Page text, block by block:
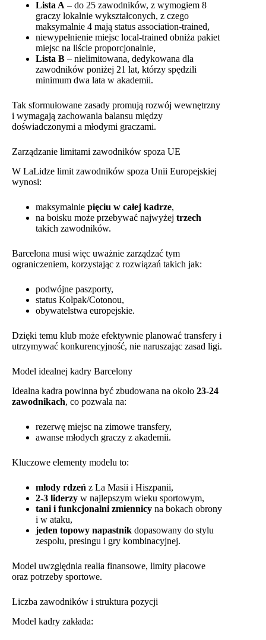
Lista A – do 25 zawodników, z wymogiem 8
graczy lokalnie wykształconych, z czego
maksymalnie 4 mają status association-trained,
niewypełnienie miejsc local-trained obniża pakiet
miejsc na liście proporcjonalnie,
Lista B – nielimitowana, dedykowana dla
zawodników poniżej 21 lat, którzy spędzili
minimum dwa lata w akademii.
Tak sformułowane zasady promują rozwój wewnętrzny
i wymagają zachowania balansu między
doświadczonymi a młodymi graczami.
Zarządzanie limitami zawodników spoza UE
W LaLidze limit zawodników spoza Unii Europejskiej
wynosi:
maksymalnie pięciu w całej kadrze,
na boisku może przebywać najwyżej trzech
takich zawodników.
Barcelona musi więc uważnie zarządzać tym
ograniczeniem, korzystając z rozwiązań takich jak:
podwójne paszporty,
status Kolpak/Cotonou,
obywatelstwa europejskie.
Dzięki temu klub może efektywnie planować transfery i
utrzymywać konkurencyjność, nie naruszając zasad ligi.
Model idealnej kadry Barcelony
Idealna kadra powinna być zbudowana na około 23-24
zawodnikach, co pozwala na:
rezerwę miejsc na zimowe transfery,
awanse młodych graczy z akademii.
Kluczowe elementy modelu to:
młody rdzeń z La Masii i Hiszpanii,
2-3 liderzy w najlepszym wieku sportowym,
tani i funkcjonalni zmiennicy na bokach obrony
i w ataku,
jeden topowy napastnik dopasowany do stylu
zespołu, presingu i gry kombinacyjnej.
Model uwzględnia realia finansowe, limity płacowe
oraz potrzeby sportowe.
Liczba zawodników i struktura pozycji
Model kadry zakłada: